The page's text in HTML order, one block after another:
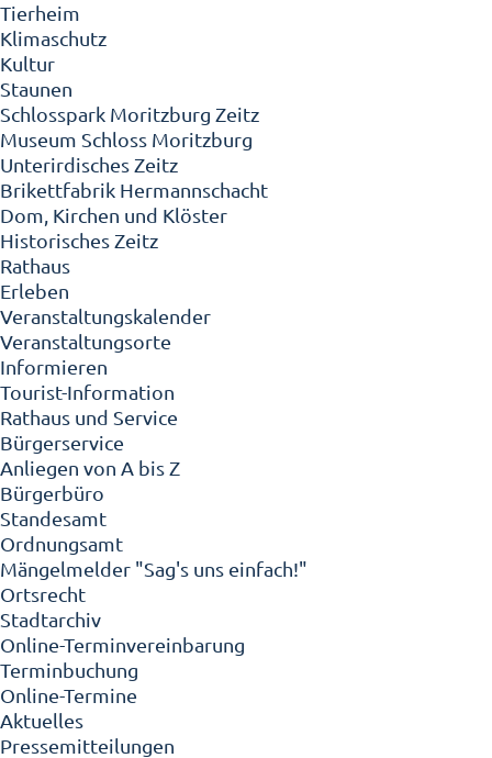
Tierheim
Klimaschutz
Kultur
Staunen
Schlosspark Moritzburg Zeitz
Museum Schloss Moritzburg
Unterirdisches Zeitz
Brikettfabrik Hermannschacht
Dom, Kirchen und Klöster
Historisches Zeitz
Rathaus
Erleben
Veranstaltungskalender
Veranstaltungsorte
Informieren
Tourist-Information
Rathaus und Service
Bürgerservice
Anliegen von A bis Z
Bürgerbüro
Standesamt
Ordnungsamt
Mängelmelder "Sag's uns einfach!"
Ortsrecht
Stadtarchiv
Online-Terminvereinbarung
Terminbuchung
Online-Termine
Aktuelles
Pressemitteilungen